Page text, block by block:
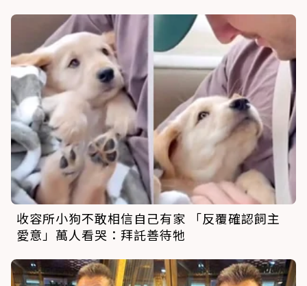
收容所小狗不敢相信自己有家 「反覆確認飼主
愛意」萬人看哭：拜託善待牠